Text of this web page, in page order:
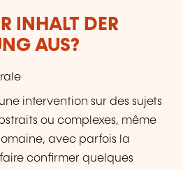
INHALT DER
AUS?
intervention sur des sujets
ou complexes, même
avec parfois la
confirmer quelques